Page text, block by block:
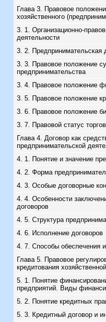
Глава 3. Правовое
хозяйственного
3. 1. Организационно-
деятельности
3. 2. Предпринимательская
3. 3. Правовое положение
предпринимательства
3. 4. Правовое положение
3. 5. Правовое положение
3. 6. Правовое положение
3. 7. Правовой статус
Глава 4. Договор как
предпринимательской
4. 1. Понятие и значение
4. 2. Форма
4. 3. Особые договорные
4. 4. Особенности
договоров
4. 5. Структура
4. 6. Исполнение договоров
4. 7. Способы обеспечения
Глава 5. Правовое
кредитования
5. 1. Понятие
предприятий. Виды
5. 2. Понятие кредитных
5. 3. Кредитный договор и